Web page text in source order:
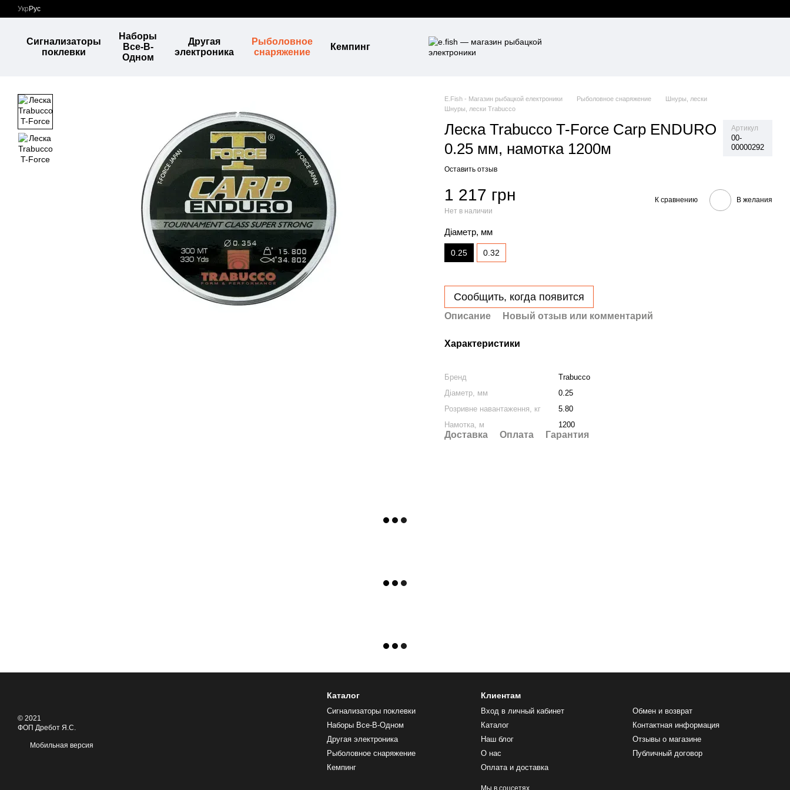
Перейти к основному контенту
Укр Рус
Сигнализаторы
поклевки
Наборы
Все-В-
Одном
Другая
электроника
Рыболовное
снаряжение
Кемпинг
E.Fish - Магазин рыбацкой електроники Рыболовное снаряжение
Шнуры, лески
Шнуры, лески Trabucco
Леска Trabucco T-Force Carp ENDURO
0.25 мм, намотка 1200м
Артикул
00-
00000292
Оставить отзыв
1 217 грн
Нет в наличии
К сравнению В желания
Діаметр, мм
0.25 0.32
Сообщить, когда появится
Описание Новый отзыв или комментарий
Характеристики
Бренд
Trabucco
Діаметр, мм
0.25
Розривне навантаження, кг
5.80
Намотка, м
1200
Доставка Оплата Гарантия
© 2021
ФОП Дребот Я.С.
Мобильная версия
Каталог
Сигнализаторы поклевки
Наборы Все-В-Одном
Другая электроника
Рыболовное снаряжение
Кемпинг
Клиентам
Вход в личный кабинет
Каталог
Наш блог
О нас
Оплата и доставка
Обмен и возврат
Контактная информация
Отзывы о магазине
Публичный договор
Мы в соцсетях